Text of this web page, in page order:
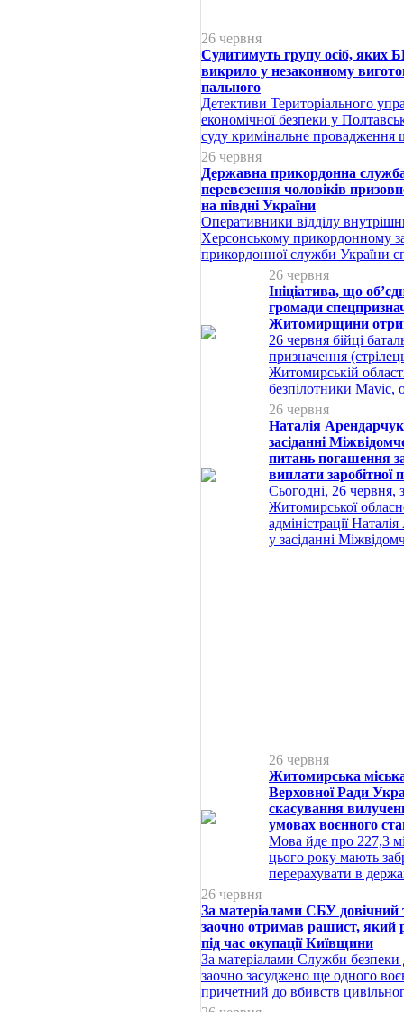
26 червня
Судитимуть групу осіб, яких
викрило у незаконному
пального
Детективи Територіального
економічної безпеки у
суду кримінальне провадження
26 червня
Державна прикордонна
перевезення чоловіків
на півдні України
Оперативники відділу
Херсонському прикордонному
прикордонної служби України
26 червня
Ініціатива, що
громади
Житомирщини
26 червня бійці
призначення
Житомирській
безпілотники Mavic,
26 червня
Наталія
засіданні
питань погашення
виплати заробітної
Сьогодні, 26 червня,
Житомирської
адміністрації
у засіданні
26 червня
Житомирська
Верховної Ради
скасування
умовах воєнного
Мова йде про 227,3
цього року мають
перерахувати в
26 червня
За матеріалами СБУ довічний
заочно отримав рашист, який
під час окупації Київщини
За матеріалами Служби безпеки
заочно засуджено ще одного
причетний до вбивств